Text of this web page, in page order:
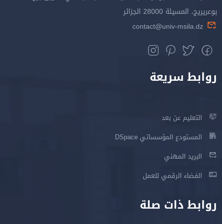
بوعريريج، المسيلة 28000 الجزائر
contact@univ-msila.dz
روابط سريعة
التعليم عن بعد
المستودع المؤسساتي DSpace
البريد المهني
الفضاء الرقمي للعمل
روابط ذات صلة